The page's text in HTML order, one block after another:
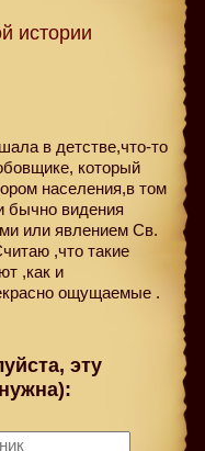
истории
в детстве,что-то
который
населения,в том
бычно видения
или явлением Св.
,что такие
,как и
ощущаемые .
эту